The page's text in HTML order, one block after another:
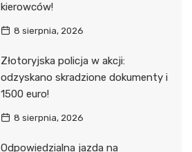
kierowców!
8 sierpnia, 2026
Złotoryjska policja w akcji:
odzyskano skradzione dokumenty i
1500 euro!
8 sierpnia, 2026
Odpowiedzialna jazda na